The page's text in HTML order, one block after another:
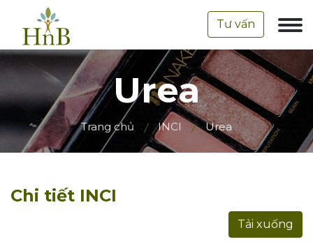
Tư vấn
Urea
Trang chủ INCI Urea
Chi tiết INCI
Tải xuống